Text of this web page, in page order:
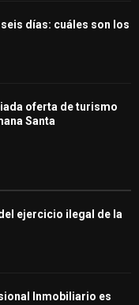
días: cuáles son los
oferta de turismo
Santa
ejercicio ilegal de la
Inmobiliario es